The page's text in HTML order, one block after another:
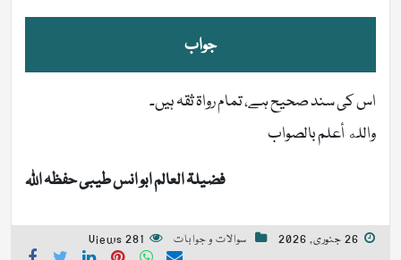
جواب
اس کی سند صحیح ہے، تمام رواۃ ثقہ ہیں۔
والله أعلم بالصواب
فضیلۃ العالم ابو انس طیبی حفظہ اللہ
26 جنوری, 2026 سوالات و جوابات 281 Views